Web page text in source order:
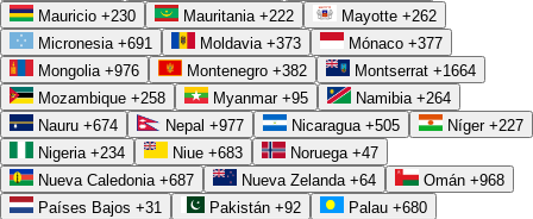
Mauricio +230 Mauritania +222 Mayotte +262
Micronesia +691 Moldavia +373 Mónaco +377
Mongolia +976 Montenegro +382 Montserrat +1664
Mozambique +258 Myanmar +95 Namibia +264
Nauru +674 Nepal +977 Nicaragua +505 Níger +227
Nigeria +234 Niue +683 Noruega +47
Nueva Caledonia +687 Nueva Zelanda +64 Omán +968
Países Bajos +31 Pakistán +92 Palau +680